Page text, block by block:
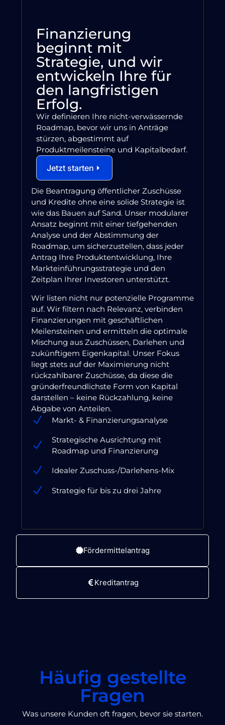
Fördermittelantrag
Kreditantrag
Finanzierung
beginnt mit
Strategie, und wir
entwickeln Ihre für
den langfristigen
Erfolg.
Wir definieren Ihre nicht-verwässernde
Roadmap, bevor wir uns in Anträge
stürzen, abgestimmt auf
Produktmeilensteine und Kapitalbedarf.
Jetzt starten
Die Beantragung öffentlicher Zuschüsse
und Kredite ohne eine solide Strategie ist
wie das Bauen auf Sand. Unser modularer
Ansatz beginnt mit einer tiefgehenden
Analyse und der Abstimmung der
Roadmap, um sicherzustellen, dass jeder
Antrag Ihre Produktentwicklung, Ihre
Markteinführungsstrategie und den
Zeitplan Ihrer Investoren unterstützt.
Wir listen nicht nur potenzielle Programme
auf. Wir filtern nach Relevanz, verbinden
Finanzierungen mit geschäftlichen
Meilensteinen und ermitteln die optimale
Mischung aus Zuschüssen, Darlehen und
zukünftigem Eigenkapital. Unser Fokus
liegt stets auf der Maximierung nicht
rückzahlbarer Zuschüsse, da diese die
gründerfreundlichste Form von Kapital
darstellen – keine Rückzahlung, keine
Abgabe von Anteilen.
Markt- & Finanzierungsanalyse
Strategische Ausrichtung mit
Roadmap und Finanzierung
Idealer Zuschuss-/Darlehens-Mix
Strategie für bis zu drei Jahre
Häufig gestellte
Fragen
Was unsere Kunden oft fragen, bevor sie starten.